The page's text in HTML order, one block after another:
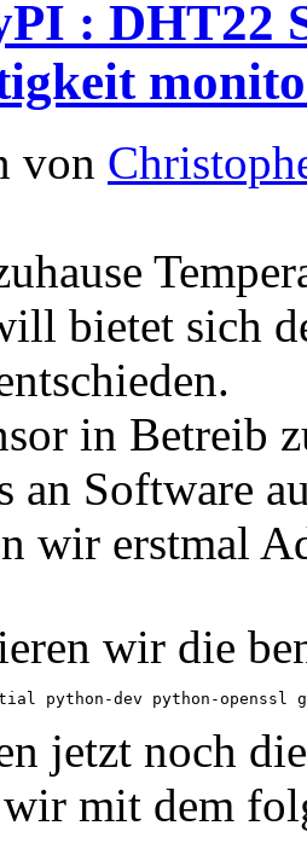
: DHT22
von
bietet sich
in Betreib
an Software
wir erstmal
wir die
python-dev python-openssl
jetzt noch
mit dem